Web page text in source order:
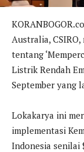
Australia,
tentang
Listrik Rendah
September yang
Lokakarya ini
implementasi
Indonesia senilai